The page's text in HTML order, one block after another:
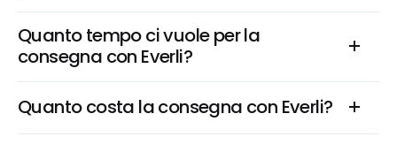
Quanto tempo ci vuole per la
consegna con Everli?
Quanto costa la consegna con Everli?